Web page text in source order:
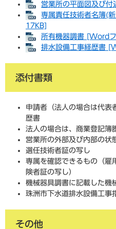
営業所の平面図及び
専属責任技術者名簿(
17KB]
所有機器調書 [Word
排水設備工事経歴書
添付書類
申請者（法人の場合は代表
歴書
法人の場合は、商業登記簿
営業所の外部及び内部の状
選任技術者証の写し
専属を確認できるもの（雇
険者証の写し）
機械器具調書に記載した機
珠洲市下水道排水設備工事
その他